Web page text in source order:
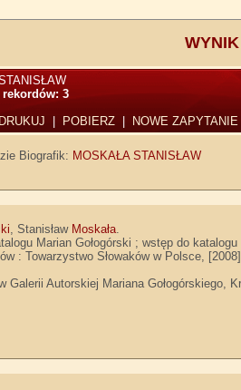
rekordów:3
DRUKUJ POBIERZ NOWE ZAPYTANIE
Biografik: MOSKAŁA STANISŁAW
, Stanisław Moskała.
Marian Gołogórski ; wstęp do katalogu
: Towarzystwo Słowaków w Polsce, [2008]
Galerii Autorskiej Mariana Gołogórskiego,